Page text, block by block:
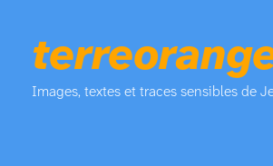
Images, textes et traces sensibles de